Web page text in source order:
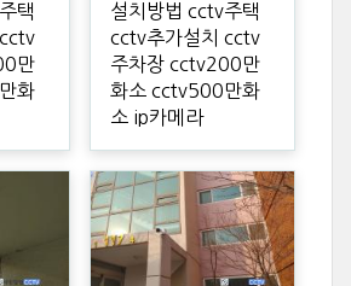
택
만
화
설치방법 cctv주택
cctv추가설치 cctv
주차장 cctv200만
화소 cctv500만화
소 ip카메라